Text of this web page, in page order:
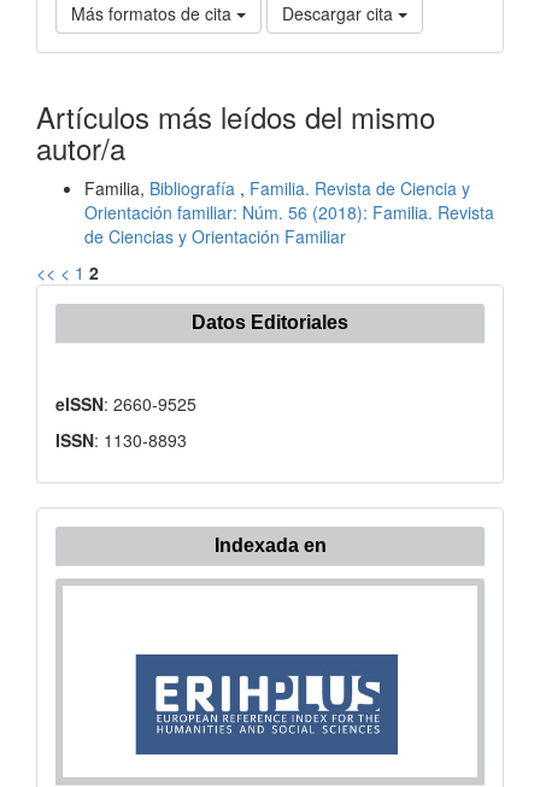
Más formatos de cita Descargar cita
Artículos más leídos del mismo
autor/a
Familia, Bibliografía , Familia. Revista de Ciencia y
Orientación familiar: Núm. 56 (2018): Familia. Revista
de Ciencias y Orientación Familiar
<< < 1 2
Datos Editoriales
eISSN: 2660-9525
ISSN: 1130-8893
Indexada en